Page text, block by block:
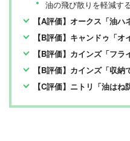
油の飛び散りを軽減す
【A評価】オークス「油ハ
【B評価】キャンドゥ「オ
【B評価】カインズ「フラ
【B評価】カインズ「収納
【C評価】ニトリ「油はね